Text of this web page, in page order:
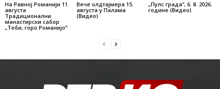
На Равној Романији 11.
августа
Традиционални
манастирски сабор
„Теби, горо Романијо“
Вече олдтајмера 15.
августа у Палама
(Видео)
„Пулс града“, 6. 8. 2026.
године (Видео)